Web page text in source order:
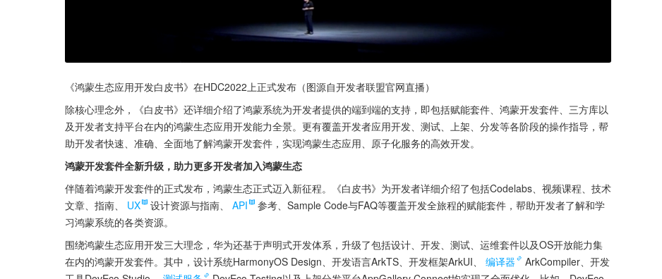
《鸿蒙生态应用开发白皮书》在HDC2022上正式发布（图源自开发者联盟官网直播）
除核心理念外，《白皮书》还详细介绍了鸿蒙系统为开发者提供的端到端的支持，即包括赋能套件、鸿蒙开发套件、三方库以
及开发者支持平台在内的鸿蒙生态应用开发能力全景。更有覆盖开发者应用开发、测试、上架、分发等各阶段的操作指导，帮
助开发者快速、准确、全面地了解鸿蒙开发套件，实现鸿蒙生态应用、原子化服务的高效开发。
鸿蒙开发套件全新升级，助力更多开发者加入鸿蒙生态
伴随着鸿蒙开发套件的正式发布，鸿蒙生态正式迈入新征程。《白皮书》为开发者详细介绍了包括Codelabs、视频课程、技术
文章、指南、
UX 设计资源与指南、 API
参考、Sample Code与FAQ等覆盖开发全旅程的赋能套件，帮助开发者了解和学
习鸿蒙系统的各类资源。
围绕鸿蒙生态应用开发三大理念，华为还基于声明式开发体系，升级了包括设计、开发、测试、运维套件以及OS开放能力集
在内的鸿蒙开发套件。其中，设计系统HarmonyOS Design、开发语言ArkTS、开发框架ArkUI、
编译器
ArkCompiler、开发